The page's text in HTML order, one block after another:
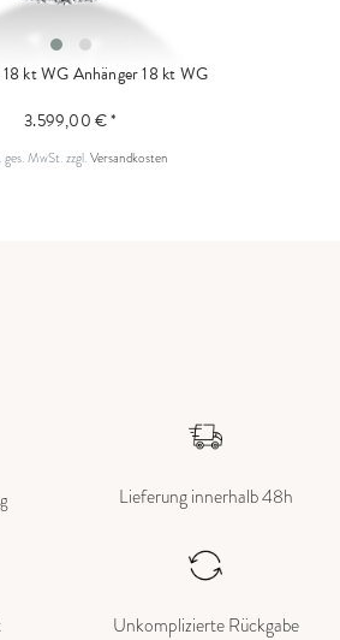
kt WGAnhänger 18 kt WG
3.599,00 € *
ges. MwSt.zzgl.Versandkosten
Lieferung innerhalb 48h
Unkomplizierte Rückgabe